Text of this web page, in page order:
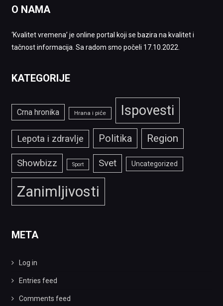
O NAMA
‘Kvalitet vremena’ je online portal koji se bazira na kvalitet i
tačnost informacija. Sa radom smo počeli 17.10.2022.
KATEGORIJE
Crna hronika Hrana i piće Ispovesti
Lepota i zdravlje Politika Region
Showbizz Sport Svet Uncategorized
Zanimljivosti
META
Log in
Entries feed
Comments feed